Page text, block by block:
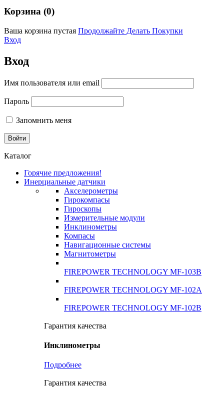
Корзина (0)
Ваша корзина пустая Продолжайте Делать Покупки
Вход
Вход
Имя пользователя или email
Пароль
Запомнить меня
Каталог
Горячие предложения!
Инерциальные датчики
Акселерометры
Гирокомпасы
Гироскопы
Измерительные модули
Инклинометры
Компасы
Навигационные системы
Магнитометры
FIREPOWER TECHNOLOGY MF-103B
FIREPOWER TECHNOLOGY MF-102A
FIREPOWER TECHNOLOGY MF-102B
Гарантия качества
Инклинометры
Подробнее
Гарантия качества